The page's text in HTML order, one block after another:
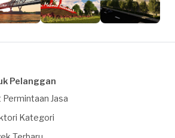
Pelanggan
Permintaan Jasa
Kategori